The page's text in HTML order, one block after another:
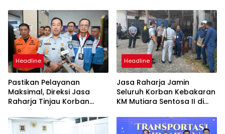
PHC Surabaya
Headline
Pastikan Pelayanan
Maksimal, Direksi Jasa
Raharja Tinjau Korban
Sentosa II
Headline
Jasa Raharja Jamin
Seluruh Korban Kebakaran
KM Mutiara Sentosa II di